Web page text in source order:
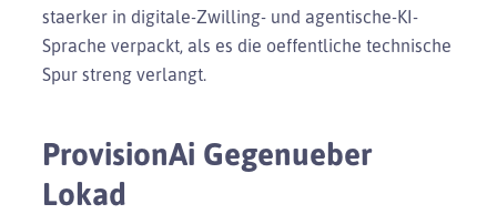
staerker in digitale-Zwilling- und agentische-KI-
Sprache verpackt, als es die oeffentliche technische
Spur streng verlangt.
ProvisionAi Gegenueber
Lokad